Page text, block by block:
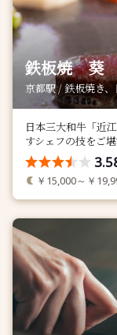
鉄板焼 葵
京都駅 / 鉄板焼き
日本三大和牛「近
すシェフの技をご堪
￥15,000～￥